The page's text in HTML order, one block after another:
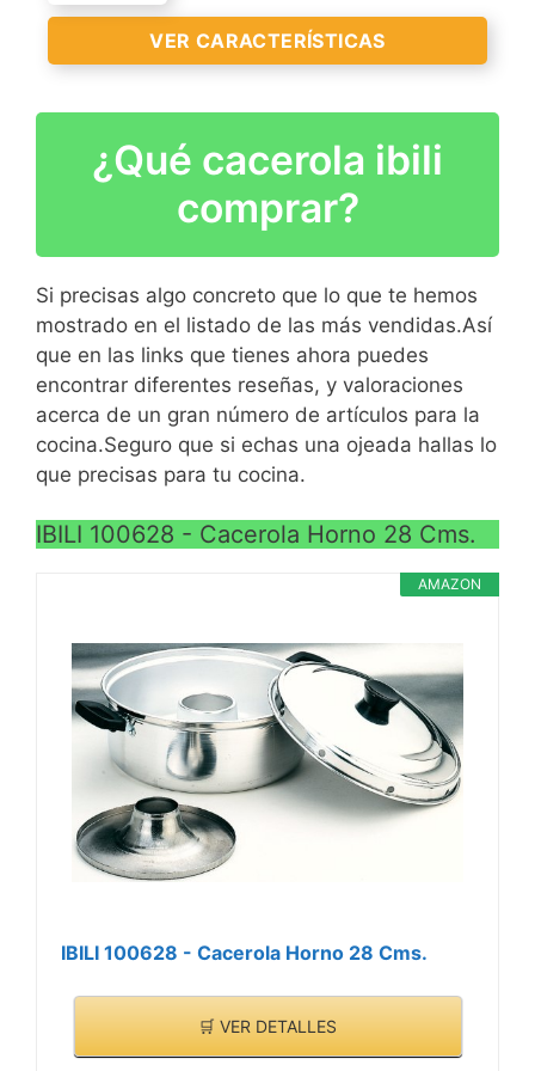
Con manijas de silicona
extraíbles
VER
VER CARACTERÍSTICAS
CACEROLA ALTA 24CM
C/TAPA IND ALU.FORJ
VER
CARACTERÍSTICAS
>
¿Qué cacerola ibili
comprar?
Si precisas algo concreto que lo que te hemos
mostrado en el listado de las más vendidas.Así
que en las links que tienes ahora puedes
encontrar diferentes reseñas, y valoraciones
acerca de un gran número de artículos para la
cocina.Seguro que si echas una ojeada hallas lo
que precisas para tu cocina.
IBILI 100628 - Cacerola Horno 28 Cms.
AMAZON
IBILI 100628 - Cacerola Horno 28 Cms.
🛒 VER DETALLES